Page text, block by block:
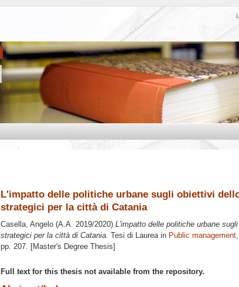
L'impatto delle politiche urbane sugli obiettivi
strategici per la città di Catania
Casella, Angelo (A.A. 2019/2020) L'impatto delle politiche urbane
strategici per la città di Catania. Tesi di Laurea in Public management
pp. 207. [Master's Degree Thesis]
Full text for this thesis not available from the repository.